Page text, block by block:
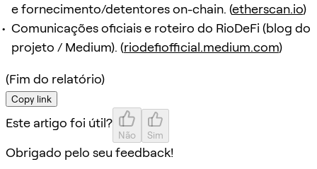
e fornecimento/detentores on-chain. (etherscan.io)
Comunicações oficiais e roteiro do RioDeFi (blog do
projeto / Medium). (riodefiofficial.medium.com)
(Fim do relatório)
Copy link
Este artigo foi útil?
Não Sim
Obrigado pelo seu feedback!